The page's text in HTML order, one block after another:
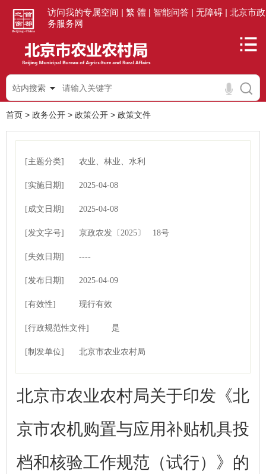
访问我的专属空间 | 繁 體 | 智能问答 | 无障碍 | 北京市政
务服务网
站内搜索
首页 > 政务公开 > 政策公开 > 政策文件
[主题分类] 农业、林业、水利
[实施日期] 2025-04-08
00:00:00
[成文日期] 2025-04-08
00:00:00
[发文字号] 京政农发 〔2025〕 18号
[失效日期] ----
[发布日期] 2025-04-09
17:11:37
[有效性] 现行有效
[行政规范性文件] 是
[制发单位] 北京市农业农村局
北京市农业农村局关于印发《北
京市农机购置与应用补贴机具投
档和核验工作规范（试行）》的